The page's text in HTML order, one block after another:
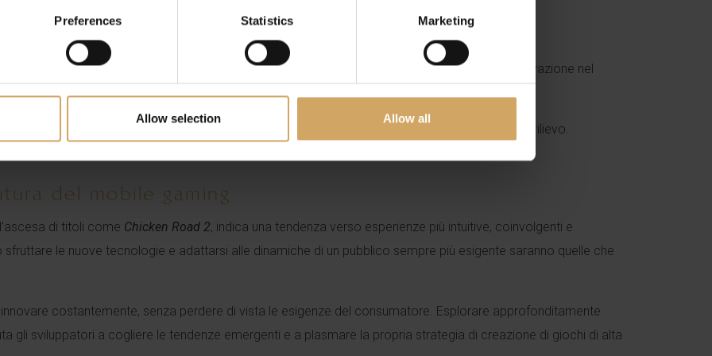
Preferences Statistics Marketing
Allow selection Allow all
fluide
Apprezzate da utenti di tutte le età
giornaliere
Equilibrata e non invasiva
con strategie di engagement profonde fa di Chicken Road 2 un esempio luminare di innovazione nel
un equilibrio tra semplicità e profondità,” afferma il Chief Game Designer di uno studio di rilievo.
del mobile gaming
di titoli come Chicken Road 2, indica una tendenza verso esperienze più intuitive, coinvolgenti e
le nuove tecnologie e adattarsi alle dinamiche di un pubblico sempre più esigente saranno quelle che
costantemente, senza perdere di vista le esigenze del consumatore. Esplorare approfonditamente
gli sviluppatori a cogliere le tendenze emergenti e a plasmare la propria strategia di creazione di giochi di alta